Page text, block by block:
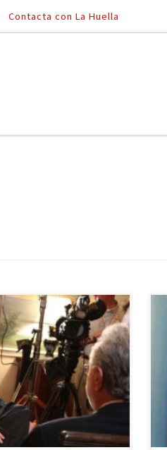
Contacta con La Huella
Netanyahu en las
en Europa no se
europeos piden al
el problema con Palestina
respecto. Mientras tanto, el
un apoyo sin